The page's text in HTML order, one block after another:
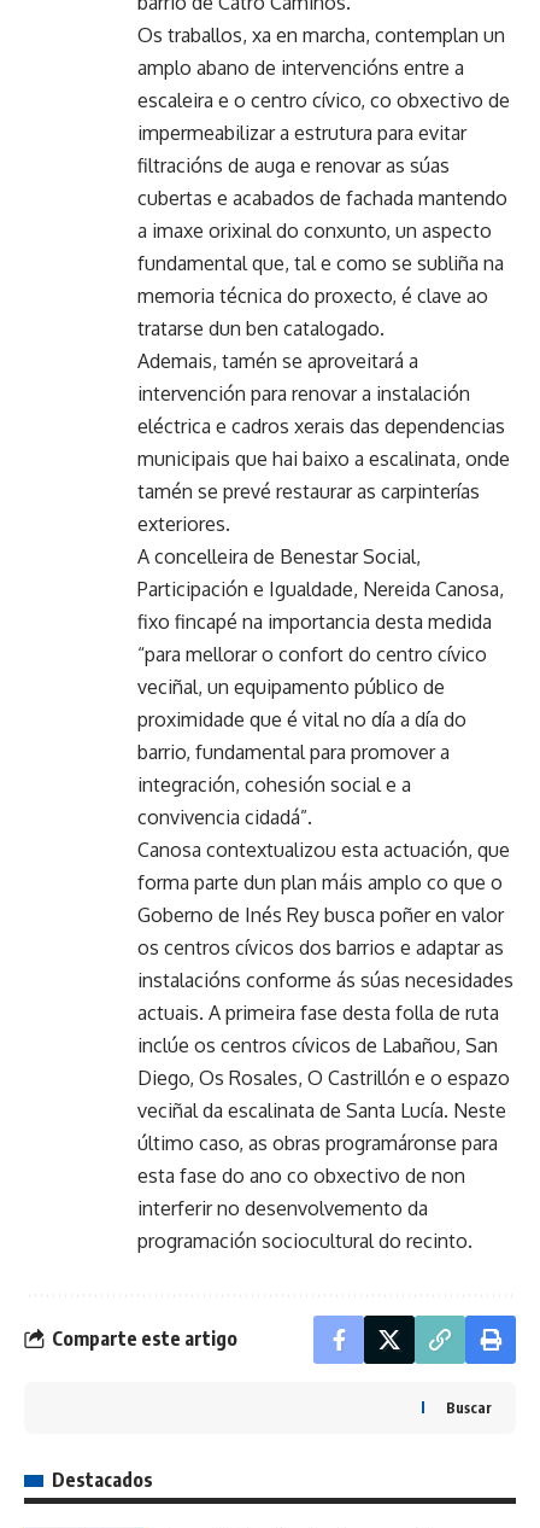
Os traballos, xa en marcha, contemplan un
amplo abano de intervencións entre a
escaleira e o centro cívico, co obxectivo de
impermeabilizar a estrutura para evitar
filtracións de auga e renovar as súas
cubertas e acabados de fachada mantendo
a imaxe orixinal do conxunto, un aspecto
fundamental que, tal e como se subliña na
memoria técnica do proxecto, é clave ao
tratarse dun ben catalogado.
Ademais, tamén se aproveitará a
intervención para renovar a instalación
eléctrica e cadros xerais das dependencias
municipais que hai baixo a escalinata, onde
tamén se prevé restaurar as carpinterías
exteriores.
A concelleira de Benestar Social,
Participación e Igualdade, Nereida Canosa,
fixo fincapé na importancia desta medida
“para mellorar o confort do centro cívico
veciñal, un equipamento público de
proximidade que é vital no día a día do
barrio, fundamental para promover a
integración, cohesión social e a
convivencia cidadá”.
Canosa contextualizou esta actuación, que
forma parte dun plan máis amplo co que o
Goberno de Inés Rey busca poñer en valor
os centros cívicos dos barrios e adaptar as
instalacións conforme ás súas necesidades
actuais. A primeira fase desta folla de ruta
inclúe os centros cívicos de Labañou, San
Diego, Os Rosales, O Castrillón e o espazo
veciñal da escalinata de Santa Lucía. Neste
último caso, as obras programáronse para
esta fase do ano co obxectivo de non
interferir no desenvolvemento da
programación sociocultural do recinto.
Comparte este artigo
Buscar
Destacados